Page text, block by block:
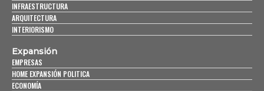
INFRAESTRUCTURA
ARQUITECTURA
INTERIORISMO
Expansión
EMPRESAS
HOME EXPANSIÓN POLITICA
ECONOMÍA